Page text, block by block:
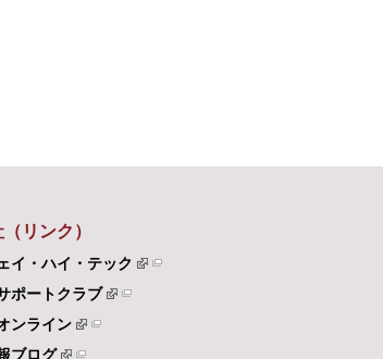
リンク）
イ・ハイ・テック
ポートクラブ
ンライン
ブログ